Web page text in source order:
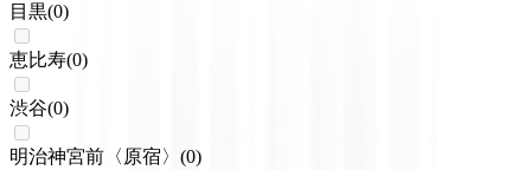
目黒(0)
恵比寿(0)
渋谷(0)
明治神宮前〈原宿〉 (0)